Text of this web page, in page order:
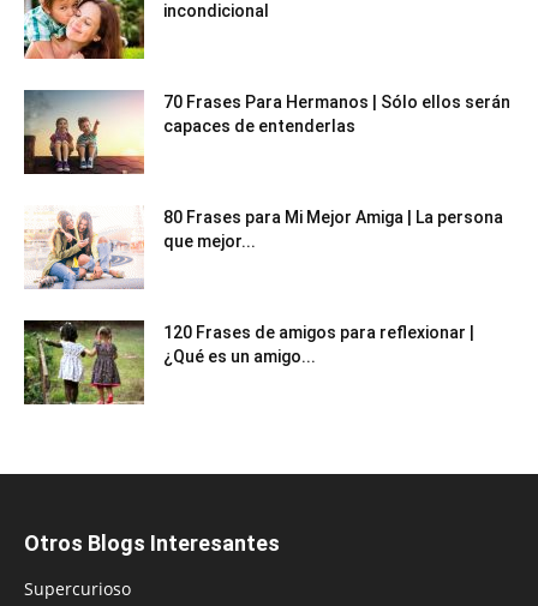
incondicional
70 Frases Para Hermanos | Sólo ellos serán
capaces de entenderlas
80 Frases para Mi Mejor Amiga | La persona
que mejor...
120 Frases de amigos para reflexionar |
¿Qué es un amigo...
Otros Blogs Interesantes
Supercurioso